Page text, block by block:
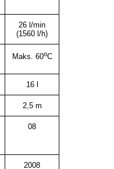
26 l/min
(1560 l/h)
Maks. 60oC
16 l
2,5 m
08
2008